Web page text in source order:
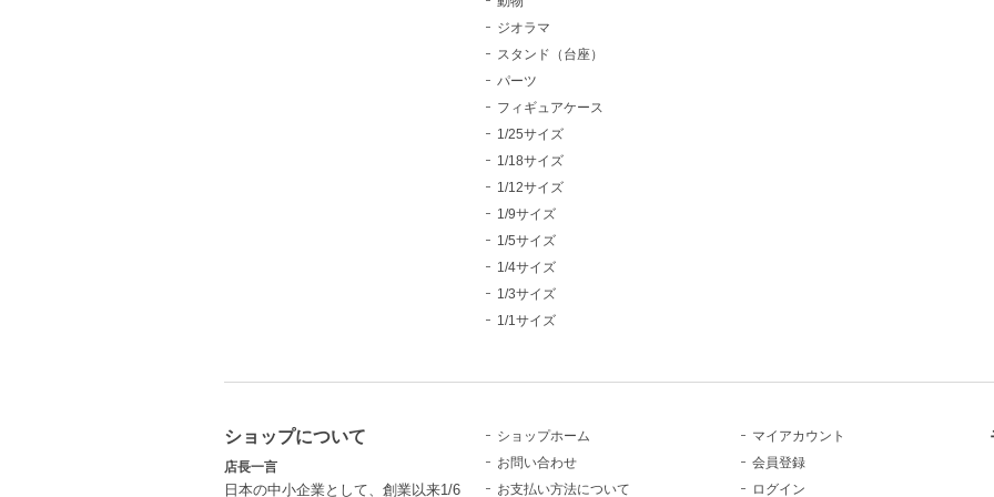
ジオラマ
スタンド（台座）
パーツ
フィギュアケース
1/25サイズ
1/18サイズ
1/12サイズ
1/9サイズ
1/5サイズ
1/4サイズ
1/3サイズ
1/1サイズ
ショップについて
店長一言
日本の中小企業として、創業以来1/6
ショップホーム
お問い合わせ
お支払い方法について
マイアカウント
会員登録
ログイン